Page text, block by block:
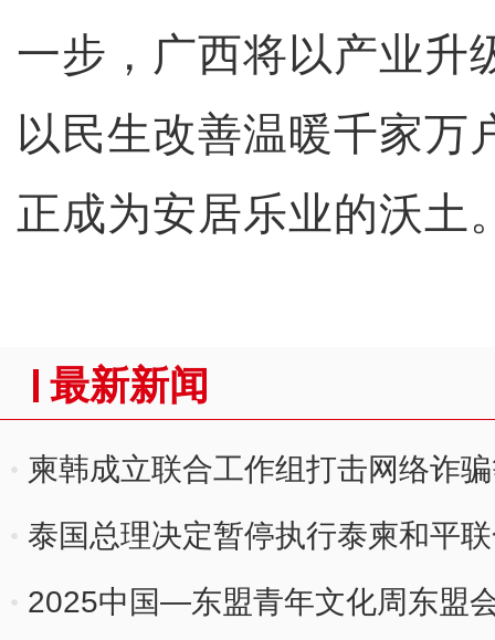
一步，广西将以产业升
以民生改善温暖千家万
正成为安居乐业的沃土
最新新闻
柬韩成立联合工作组打击网络诈
泰国总理决定暂停执行泰柬和平
2025中国—东盟青年文化周东盟